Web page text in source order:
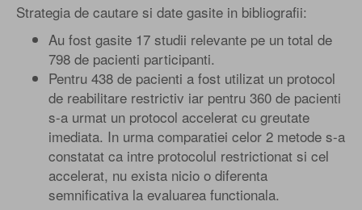
Strategia de cautare si date gasite in bibliografii:
Au fost gasite 17 studii relevante pe un total de
798 de pacienti participanti.
Pentru 438 de pacienti a fost utilizat un protocol
de reabilitare restrictiv iar pentru 360 de pacienti
s-a urmat un protocol accelerat cu greutate
imediata. In urma comparatiei celor 2 metode s-a
constatat ca intre protocolul restrictionat si cel
accelerat, nu exista nicio o diferenta
semnificativa la evaluarea functionala.